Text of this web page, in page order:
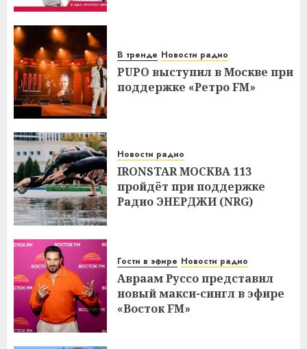
В тренде Новости радио
PUPO выступил в Москве при
поддержке «Ретро FM»
Новости радио
IRONSTAR МОСКВА 113
пройдёт при поддержке
Радио ЭНЕРДЖИ (NRG)
Гости в эфире Новости радио
Авраам Руссо представил
новый макси-сингл в эфире
«Восток FM»